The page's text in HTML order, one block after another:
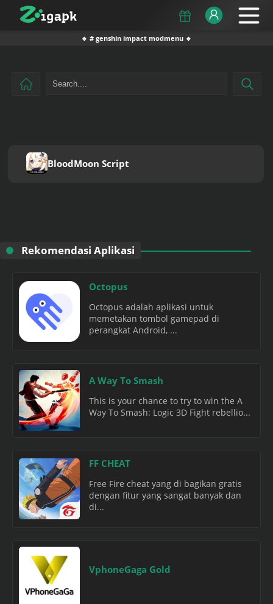
🔹 # genshin impact modmenu 🔹
BloodMoon Script
Rekomendasi Aplikasi
Octopus
Octopus adalah aplikasi untuk
memetakan tombol gamepad di
perangkat Android, ...
A Way To Smash
This is your chance to try to win the A
Way To Smash: Logic 3D Fight rebellio...
FF CHEAT
Free Fire cheat yang di bagikan gratis
dengan fitur yang sangat banyak dan
di...
VphoneGaga Gold